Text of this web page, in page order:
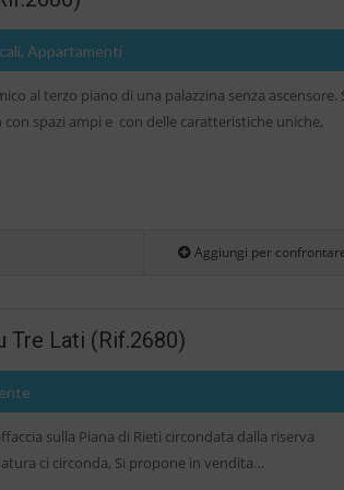
Appartamenti
al terzo piano di una palazzina senza ascensore.
spazi ampi e con delle caratteristiche uniche,
Aggiungi per
Tre Lati (Rif.2680)
sulla Piana di Rieti circondata dalla riserva
ci circonda, Si propone in vendita…